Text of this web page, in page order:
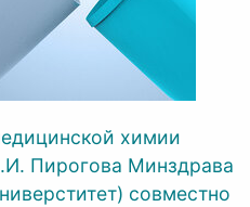
химии
.И. Пирогова Минздрава
совместно